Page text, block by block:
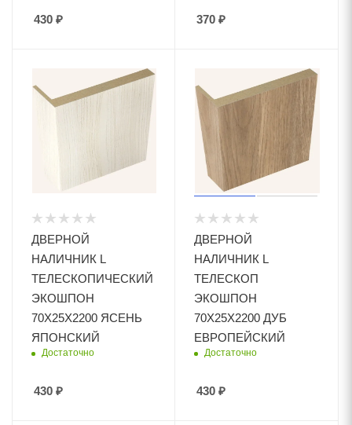
430 ₽ 370 ₽
ДВЕРНОЙ
НАЛИЧНИК L
ТЕЛЕСКОПИЧЕСКИЙ
ЭКОШПОН
70Х25Х2200 ЯСЕНЬ
ЯПОНСКИЙ
Достаточно
430 ₽
ДВЕРНОЙ
НАЛИЧНИК L
ТЕЛЕСКОП
ЭКОШПОН
70Х25Х2200 ДУБ
ЕВРОПЕЙСКИЙ
Достаточно
430 ₽